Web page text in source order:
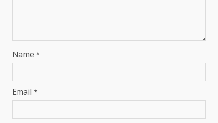
Name *
Email *